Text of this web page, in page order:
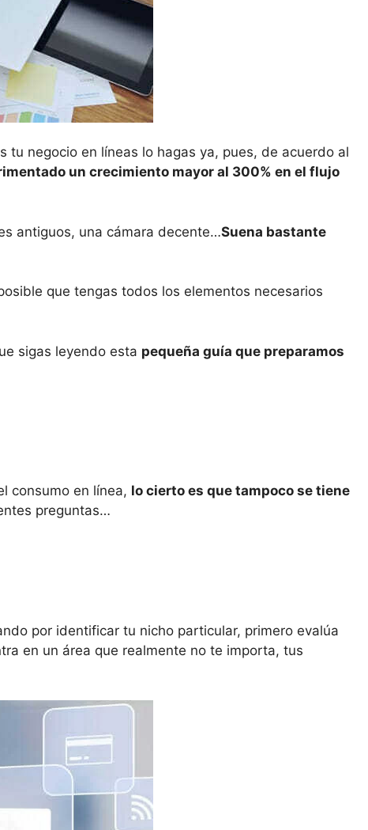
tu negocio en líneas lo hagas ya, pues, de acuerdo al
un crecimiento mayor al 300% en el flujo
antiguos, una cámara decente…Suena bastante
que tengas todos los elementos necesarios
sigas leyendo esta pequeña guía que preparamos
consumo en línea, lo cierto es que tampoco se tiene
preguntas…
por identificar tu nicho particular, primero evalúa
en un área que realmente no te importa, tus